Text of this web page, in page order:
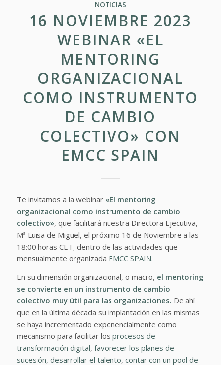
NOTICIAS
16 NOVIEMBRE 2023
WEBINAR «EL
MENTORING
ORGANIZACIONAL
COMO INSTRUMENTO
DE CAMBIO
COLECTIVO» CON
EMCC SPAIN
Te invitamos a la webinar «El mentoring
organizacional como instrumento de cambio
colectivo», que facilitará nuestra Directora Ejecutiva,
Mª Luisa de Miguel, el próximo 16 de Noviembre a las
18:00 horas CET, dentro de las actividades que
mensualmente organizada EMCC SPAIN.
En su dimensión organizacional, o macro, el mentoring
se convierte en un instrumento de cambio
colectivo muy útil para las organizaciones. De ahí
que en la última década su implantación en las mismas
se haya incrementado exponencialmente como
mecanismo para facilitar los procesos de
transformación digital, favorecer los planes de
sucesión, desarrollar el talento, contar con un pool de